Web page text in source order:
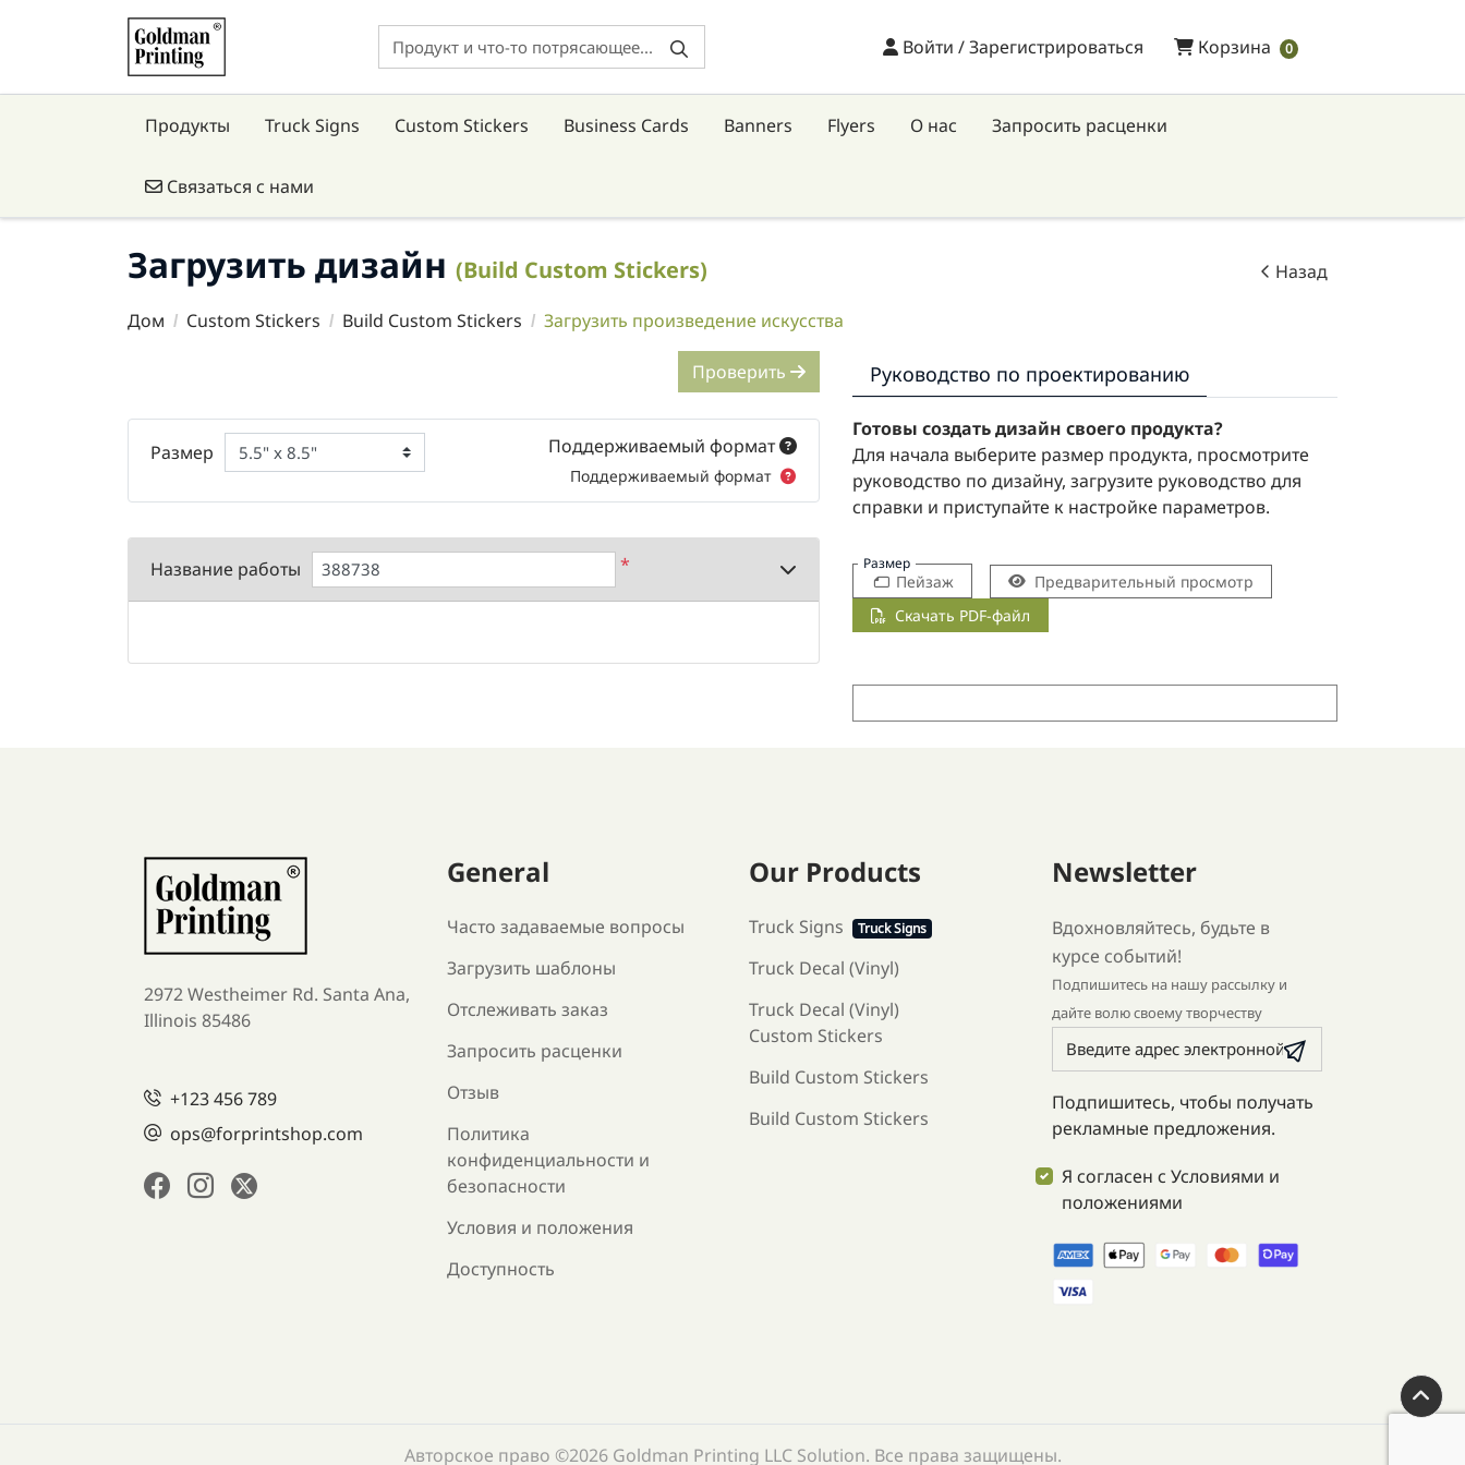
Войти / Зарегистрироваться
Войти / Зарегистрироваться Корзина
Корзина 0
Продукты Truck Signs Custom Stickers Business Cards Banners Flyers О нас Запросить расценки
Связаться с нами
Связаться с нами
Загрузить дизайн (Build Custom Stickers) Назад
Дом Custom Stickers Build Custom Stickers Загрузить произведение искусства
Руководство по проектированию
Готовы создать дизайн своего продукта?
Для начала выберите размер продукта, просмотрите
руководство по дизайну, загрузите руководство для
справки и приступайте к настройке параметров.
Размер
Пейзаж
Предварительный просмотр
Скачать PDF-файл
Проверить
Размер Поддерживаемый формат
Поддерживаемый формат
Название работы *
2972 Westheimer Rd. Santa Ana,
Illinois 85486
+123 456 789
ops@forprintshop.com
General
Часто задаваемые вопросы
Загрузить шаблоны
Отслеживать заказ
Запросить расценки
Отзыв
Политика
конфиденциальности и
безопасности
Условия и положения
Доступность
Our Products
Truck Signs Truck Signs
Truck Decal (Vinyl)
Truck Decal (Vinyl)
Custom Stickers
Build Custom Stickers
Build Custom Stickers
Newsletter
Вдохновляйтесь, будьте в
курсе событий!
Подпишитесь на нашу рассылку и
дайте волю своему творчеству
Подпишитесь, чтобы получать
рекламные предложения.
Я согласен с Условиями и
положениями
Авторское право ©2026 Goldman Printing LLC Solution. Все права защищены.